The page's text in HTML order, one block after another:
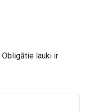
Obligātie lauki ir